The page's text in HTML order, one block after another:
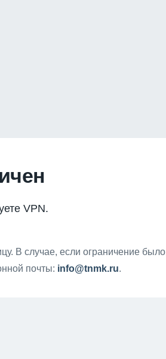
VPN.
В случае, если ограничение было
почты: info@tnmk.ru.